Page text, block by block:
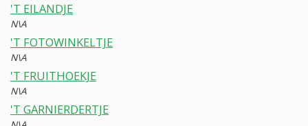
'T EILANDJE
N\A
'T FOTOWINKELTJE
N\A
'T FRUITHOEKJE
N\A
'T GARNIERDERTJE